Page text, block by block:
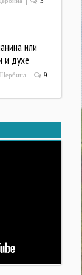
или
и духе
| 9